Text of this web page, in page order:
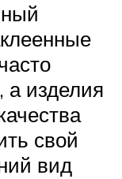
а изделия
свой
вид